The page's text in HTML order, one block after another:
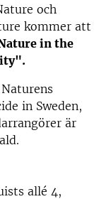
och
kommer att
in the
in Sweden,
är
allé 4,